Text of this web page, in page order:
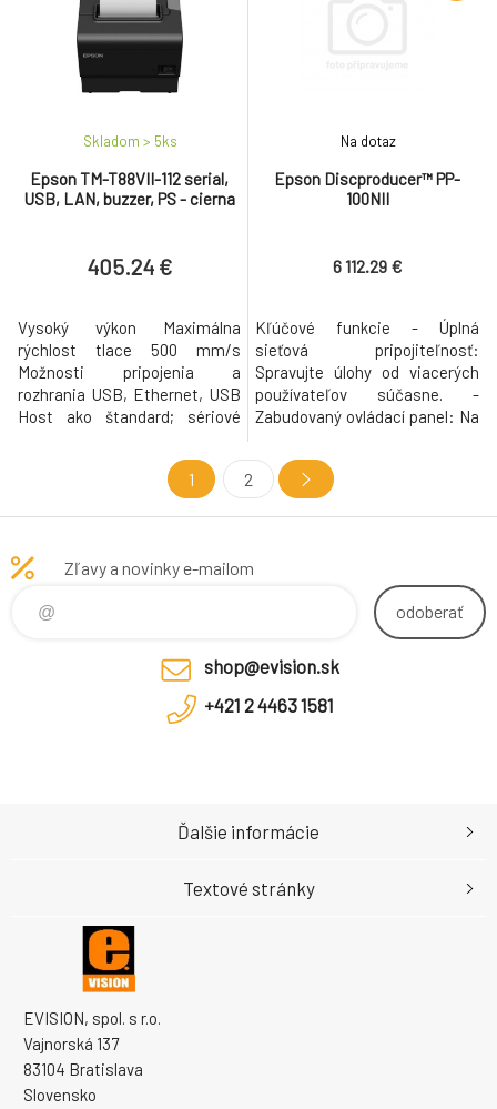
softvérom Total Disc Maker 7.0
- Technológia AcuGrip
Spoľahlivá robotická
prevádzka Rýchlosť
publikovania (napálenie a tlač
Epson TM-T88VII-112 serial,
USB, LAN, buzzer, PS - cierna
Skladom > 5ks
405.24 €
Vysoký výkon Maximálna
rýchlost tlace 500 mm/s
Možnosti pripojenia a
rozhrania USB, Ethernet, USB
Host ako štandard; sériové
PoweredUSB, možnosti
Spätná kompatibilita Plne
kompatibilná s existujúcim
Nízka spotreba energie,
Rozhrania Pr
Epson Discproducer™ PP-
100NII
Na dotaz
6 112.29 €
Kľúčové funkcie - Úplná
sieťová pripojiteľnosť:
Spravujte úlohy od viacerých
používateľov súčasne. -
Zabudovaný ovládací panel: Na
uložiť až 120 úloh. - Podpora
softvéru: Jeho súčasťou je
plná softvérová podpora a
1 2
Zľavy a novinky e-mailom
odoberať
shop@evision.sk
+421 2 4463 1581
EVISION, spol. s r.o.
Vajnorská 137
83104 Bratislava
Slovensko
Ďalšie informácie
Textové stránky